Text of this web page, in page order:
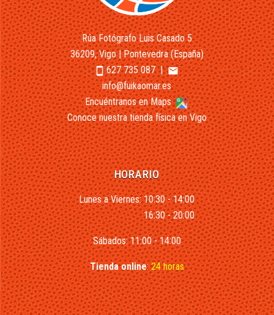
Rúa Fotógrafo Luis Casado 5
36209, Vigo | Pontevedra (España)
smartphone627 735 087|email
info@fuikaomar.es
Encuéntranos en Maps
Conoce nuestra tienda física en Vigo
HORARIO
Lunes a Viernes: 10:30 - 14:00
16:30 - 20:00
Sábados: 11:00 - 14:00
Tienda online:24 horas